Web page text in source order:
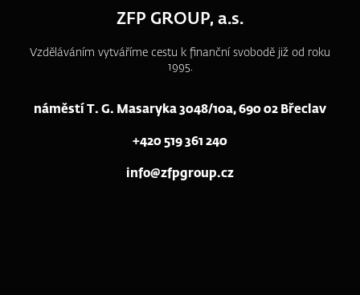
ZFP GROUP, a.s.
Vzděláváním vytváříme cestu k finanční svobodě již od roku
1995.
náměstí T. G. Masaryka 3048/10a, 690 02 Břeclav
+420 519 361 240
info@zfpgroup.cz